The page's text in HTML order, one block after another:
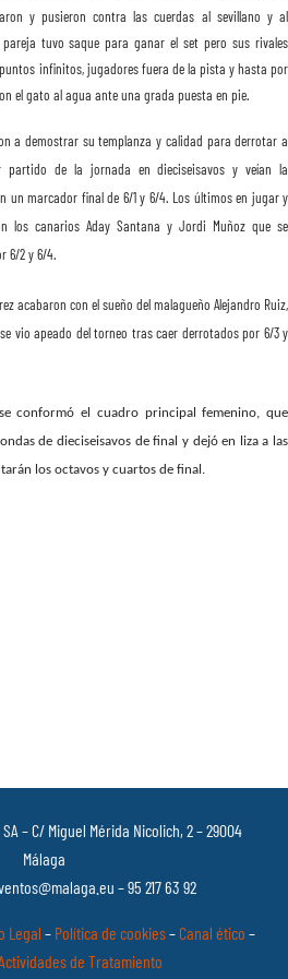
y pusieron contra las cuerdas al sevillano y al
tuvo saque para ganar el set pero sus rivales
infinitos, jugadores fuera de la pista y hasta por
el gato al agua ante una grada puesta en pie.
a demostrar su templanza y calidad para derrotar a
partido de la jornada en dieciseisavos y veían la
un marcador final de 6/1 y 6/4. Los últimos en jugar y
los canarios Aday Santana y Jordi Muñoz que se
6/2 y 6/4.
acabaron con el sueño del malagueño Alejandro Ruiz,
vio apeado del torneo tras caer derrotados por 6/3 y
conformó el cuadro principal femenino, que
de dieciseisavos de final y dejó en liza a las
los octavos y cuartos de final.
– C/ Miguel Mérida Nicolich, 2 – 29004
Málaga
– 95 217 63 92
Legal – Política de cookies–Canal ético –
de Tratamiento